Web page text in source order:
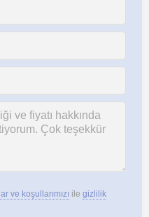
ve koşullarımızı ile gizlilik